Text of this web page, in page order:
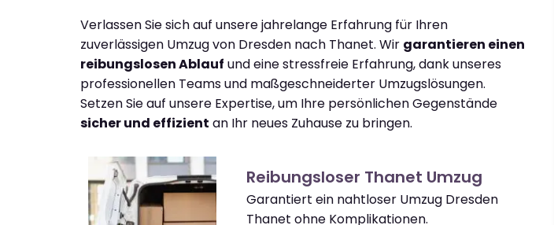
Verlassen Sie sich auf unsere jahrelange Erfahrung für Ihren
zuverlässigen Umzug von Dresden nach Thanet. Wir garantieren einen
reibungslosen Ablauf und eine stressfreie Erfahrung, dank unseres
professionellen Teams und maßgeschneiderter Umzugslösungen.
Setzen Sie auf unsere Expertise, um Ihre persönlichen Gegenstände
sicher und effizient an Ihr neues Zuhause zu bringen.
Reibungsloser Thanet Umzug
Garantiert ein nahtloser Umzug Dresden
Thanet ohne Komplikationen.